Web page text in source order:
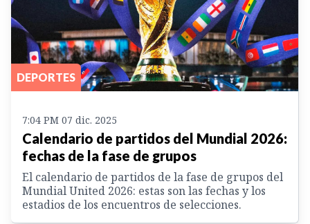
DEPORTES
7:04 PM 07 dic. 2025
Calendario de partidos del Mundial 2026:
fechas de la fase de grupos
El calendario de partidos de la fase de grupos del
Mundial United 2026: estas son las fechas y los
estadios de los encuentros de selecciones.